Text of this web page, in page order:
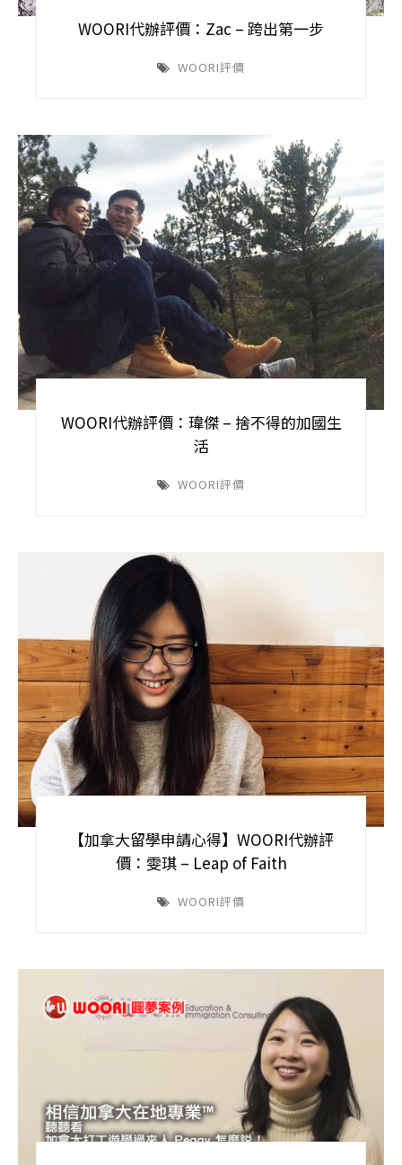
WOORI代辦評價：Zac – 跨出第一步
WOORI評價
WOORI代辦評價：瑋傑 – 捨不得的加國生
活
WOORI評價
【加拿大留學申請心得】WOORI代辦評
價：雯琪 – Leap of Faith
WOORI評價